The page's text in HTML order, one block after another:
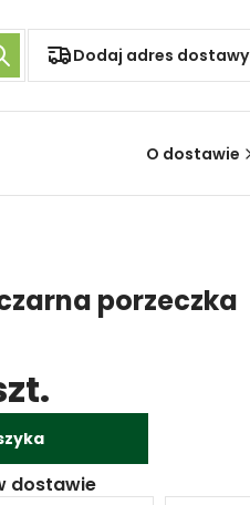
Dodaj adres dostawy
O dostawie
porzeczka
dostawie